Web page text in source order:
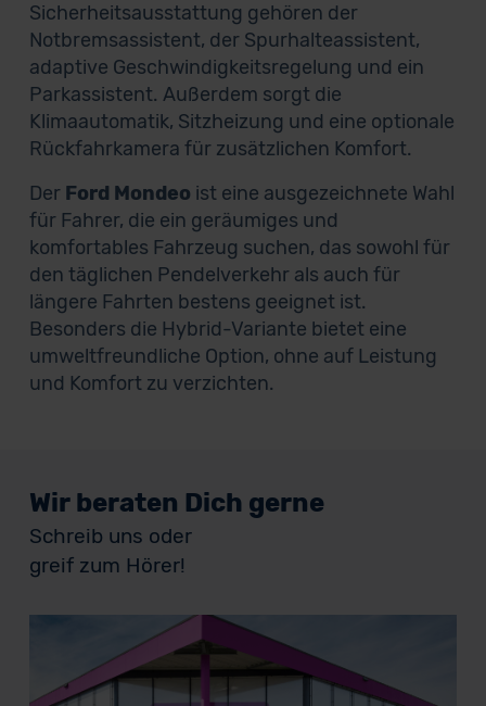
Sicherheitsausstattung gehören der
Notbremsassistent, der Spurhalteassistent,
adaptive Geschwindigkeitsregelung und ein
Parkassistent. Außerdem sorgt die
Klimaautomatik, Sitzheizung und eine optionale
Rückfahrkamera für zusätzlichen Komfort.
Der Ford Mondeo ist eine ausgezeichnete Wahl
für Fahrer, die ein geräumiges und
komfortables Fahrzeug suchen, das sowohl für
den täglichen Pendelverkehr als auch für
längere Fahrten bestens geeignet ist.
Besonders die Hybrid-Variante bietet eine
umweltfreundliche Option, ohne auf Leistung
und Komfort zu verzichten.
Wir beraten Dich gerne
Schreib uns oder
greif zum Hörer!